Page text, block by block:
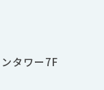
タワー7F